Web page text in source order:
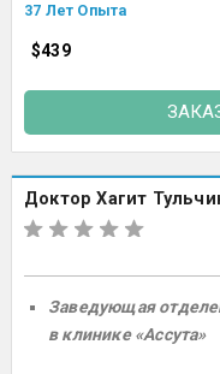
37 Лет Опыта
$439
Доктор Хагит
Заведующая
в клинике «Ассута»